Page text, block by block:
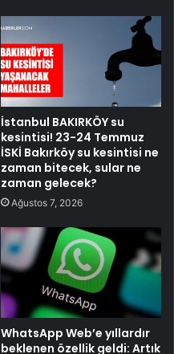
İstanbul BAKIRKÖY su
kesintisi! 23-24 Temmuz
İSKİ Bakırköy su kesintisi ne
zaman bitecek, sular ne
zaman gelecek?
Ağustos 7, 2026
WhatsApp Web’e yıllardır
beklenen özellik geldi: Artık